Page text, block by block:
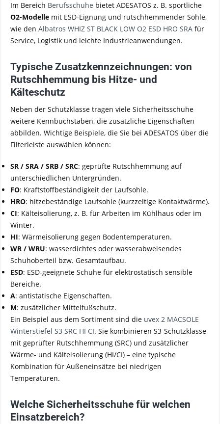
Im Bereich Berufsschuhe bietet ADESATOS z. B. sportliche
O2-Modelle mit ESD-Eignung und rutschhemmender Sohle,
wie den Albatros WHIZ ST BLACK LOW O2 ESD HRO SRA für
Service, Logistik und leichte Industrieanwendungen.
Typische Zusatzkennzeichnungen: von
Rutschhemmung bis Hitze- und
Kälteschutz
Neben der Schutzklasse tragen viele Sicherheitsschuhe
weitere Kennbuchstaben, die zusätzliche Eigenschaften
abbilden. Wichtige Beispiele, die Sie bei ADESATOS über die
Filterleiste auswählen können:
SR / SRA / SRB / SRC: geprüfte Rutschhemmung auf
unterschiedlichen Untergründen.
FO: Kraftstoffbeständigkeit der Laufsohle.
HRO: hitzebeständige Laufsohle (kurzzeitige Kontaktwärme).
CI: Kälteisolierung, z. B. für Arbeiten im Kühlhaus oder im
Winter.
HI: Wärmeisolierung gegen Bodentemperaturen.
WR / WRU: wasserdichtes oder wasserabweisendes
Schuhoberteil bzw. Gesamtaufbau.
ESD: ESD-geeignete Schuhe für elektrostatisch sensible
Bereiche.
A: antistatische Eigenschaften.
M: zusätzlicher Mittelfußschutz.
Ein Beispiel aus dem Sortiment sind die uvex 2 MACSOLE
Winterstiefel S3 SRC HI CI. Sie kombinieren S3-Schutzklasse
mit geprüfter Rutschhemmung (SRC) und zusätzlicher
Wärme- und Kälteisolierung (HI/CI) – eine typische
Kombination für Außeneinsätze bei niedrigen
Temperaturen.
Welche Sicherheitsschuhe für welchen
Einsatzbereich?